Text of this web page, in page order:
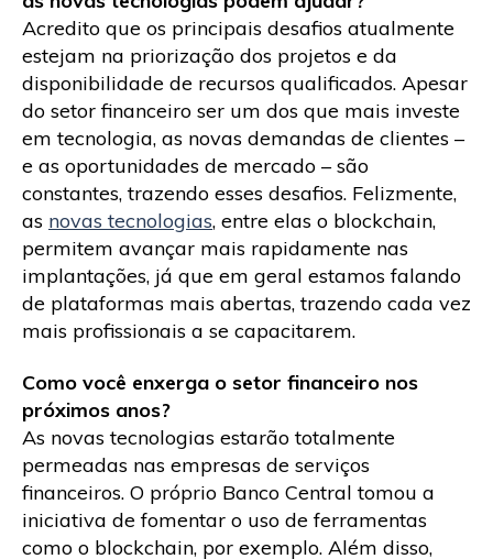
Acredito que os principais desafios atualmente
estejam na priorização dos projetos e da
disponibilidade de recursos qualificados. Apesar
do setor financeiro ser um dos que mais investe
em tecnologia, as novas demandas de clientes –
e as oportunidades de mercado – são
constantes, trazendo esses desafios. Felizmente,
as novas tecnologias, entre elas o blockchain,
permitem avançar mais rapidamente nas
implantações, já que em geral estamos falando
de plataformas mais abertas, trazendo cada vez
mais profissionais a se capacitarem.
Como você enxerga o setor financeiro nos
próximos anos?
As novas tecnologias estarão totalmente
permeadas nas empresas de serviços
financeiros. O próprio Banco Central tomou a
iniciativa de fomentar o uso de ferramentas
como o blockchain, por exemplo. Além disso,